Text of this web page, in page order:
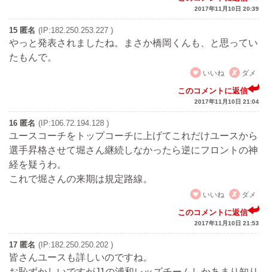
2017年11月10日 20:39
15 匿名 (IP:182.250.253.227 )
やっと発表されましたね。まさか橋岡くんも、と思ってい
たもんで。
いいね
ダメ
このコメントに返信
2017年11月10日 21:04
16 匿名 (IP:106.72.194.128 )
ユースコーチをトップコーチに上げてこれだけユースから
選手昇格させて堀さん継続しなかったら逆にフロントの神
経を疑うわ。
これで堀さんの来期は規定路線。
いいね
ダメ
このコメントに返信
2017年11月10日 21:53
17 匿名 (IP:182.250.250.202 )
皆さんユースも詳しいのですね。